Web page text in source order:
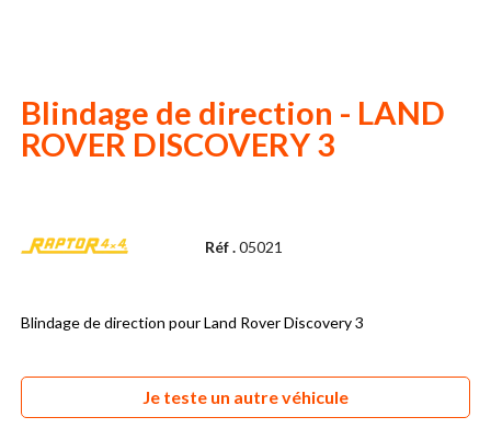
Blindage de direction - LAND
ROVER DISCOVERY 3
Réf .05021
Blindage de direction pour Land Rover Discovery 3
Je teste un autre véhicule